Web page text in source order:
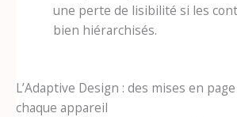
une perte de lisibilité si les
bien hiérarchisés.
L’Adaptive Design : des mises en
chaque appareil